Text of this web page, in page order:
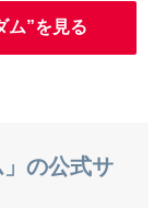
ム”を見る
の公式サ